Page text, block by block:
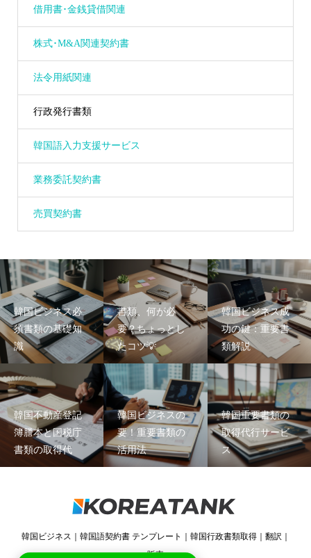
借用書･金銭貸借関連
株式･M&A関連契約書
法令用紙関連
行政発行書類
韓国語入力支援サービス
業務委託契約書
売買契約書
韓国ビジネス必
須書類の基礎知
識
書類、何が必
要？ちょっとし
たコツ💡
韓国ビジネス成
功の鍵：重要書
類解説
韓国不動産登記
簿謄本と国税庁
書類の取得代
韓国ビジネスの
要！重要書類の
活用法
韓国重要書類の
取得代行サービ
ス
韓国ビジネス｜韓国語契約書 テンプレート｜韓国行政書類取得｜翻訳｜
販売